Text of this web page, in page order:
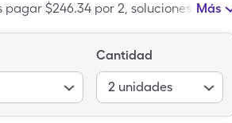
$246.34 por 2, soluciones Más
Cantidad
2 unidades